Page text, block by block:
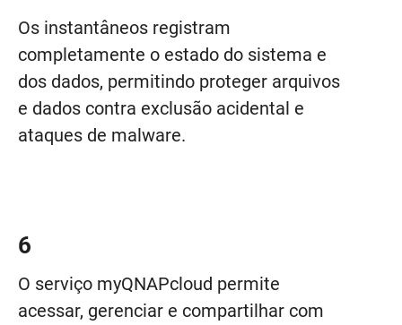
Os instantâneos registram
completamente o estado do sistema e
dos dados, permitindo proteger arquivos
e dados contra exclusão acidental e
ataques de malware.
6
O serviço myQNAPcloud permite
acessar, gerenciar e compartilhar com